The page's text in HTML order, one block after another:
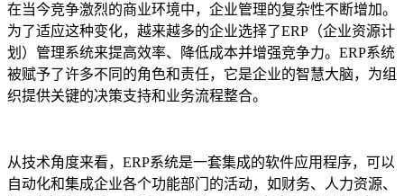
在当今竞争激烈的商业环境中，企业管理的复杂性不断增加。
为了适应这种变化，越来越多的企业选择了ERP（企业资源计
划）管理系统来提高效率、降低成本并增强竞争力。ERP系统
被赋予了许多不同的角色和责任，它是企业的智慧大脑，为组
织提供关键的决策支持和业务流程整合。
从技术角度来看，ERP系统是一套集成的软件应用程序，可以
自动化和集成企业各个功能部门的活动，如财务、人力资源、